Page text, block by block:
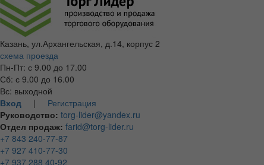
Казань, ул.Архангельская, д.14, корпус 2
схема проезда
Пн-Пт: с 9.00 до 17.00
Сб: с 9.00 до 16.00
Вс: выходной
Вход | Регистрация
Руководство: torg-lider@yandex.ru
Отдел продаж: farid@torg-lider.ru
+7 843 240-77-87
+7 927 410-77-30
+7 937 288 40-92